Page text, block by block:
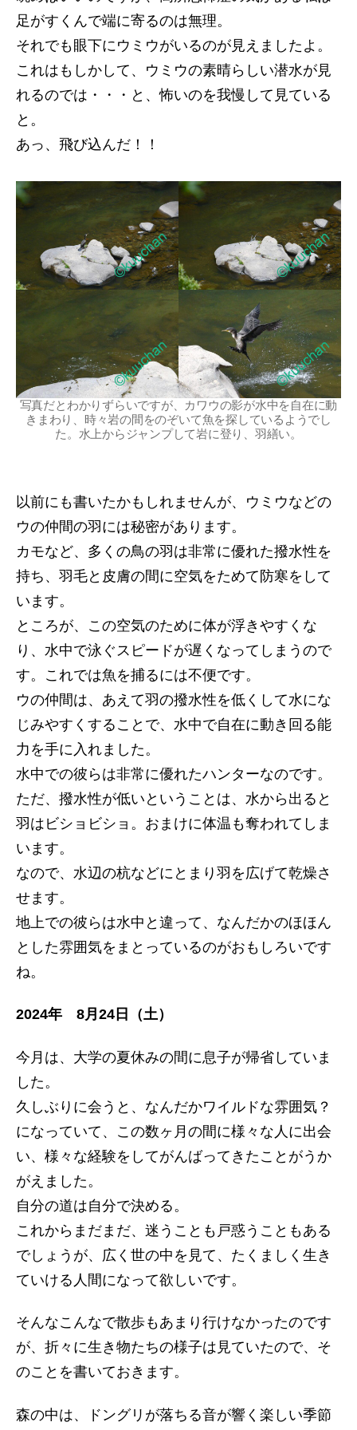
足がすくんで端に寄るのは無理。
それでも眼下にウミウがいるのが見えましたよ。
これはもしかして、ウミウの素晴らしい潜水が見
れるのでは・・・と、怖いのを我慢して見ている
と。
あっ、飛び込んだ！！
写真だとわかりずらいですが、カワウの影が水中を自在に動
きまわり、時々岩の間をのぞいて魚を探しているようでし
た。水上からジャンプして岩に登り、羽繕い。
以前にも書いたかもしれませんが、ウミウなどの
ウの仲間の羽には秘密があります。
カモなど、多くの鳥の羽は非常に優れた撥水性を
持ち、羽毛と皮膚の間に空気をためて防寒をして
います。
ところが、この空気のために体が浮きやすくな
り、水中で泳ぐスピードが遅くなってしまうので
す。これでは魚を捕るには不便です。
ウの仲間は、あえて羽の撥水性を低くして水にな
じみやすくすることで、水中で自在に動き回る能
力を手に入れました。
水中での彼らは非常に優れたハンターなのです。
ただ、撥水性が低いということは、水から出ると
羽はビショビショ。おまけに体温も奪われてしま
います。
なので、水辺の杭などにとまり羽を広げて乾燥さ
せます。
地上での彼らは水中と違って、なんだかのほほん
とした雰囲気をまとっているのがおもしろいです
ね。
2024年 8月24日（土）
今月は、大学の夏休みの間に息子が帰省していま
した。
久しぶりに会うと、なんだかワイルドな雰囲気？
になっていて、この数ヶ月の間に様々な人に出会
い、様々な経験をしてがんばってきたことがうか
がえました。
自分の道は自分で決める。
これからまだまだ、迷うことも戸惑うこともある
でしょうが、広く世の中を見て、たくましく生き
ていける人間になって欲しいです。
そんなこんなで散歩もあまり行けなかったのです
が、折々に生き物たちの様子は見ていたので、そ
のことを書いておきます。
森の中は、ドングリが落ちる音が響く楽しい季節